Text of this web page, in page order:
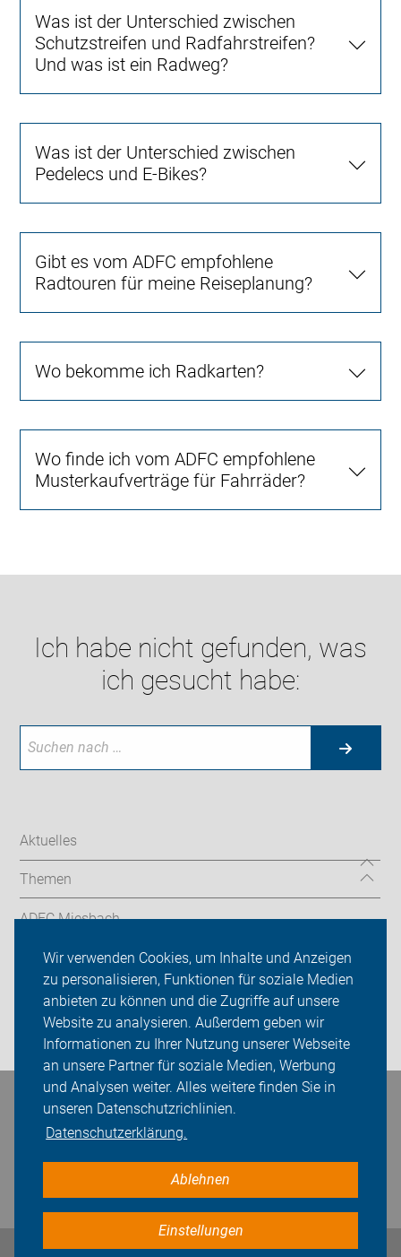
Wir verwenden Cookies, um Inhalte und Anzeigen
zu personalisieren, Funktionen für soziale Medien
anbieten zu können und die Zugriffe auf unsere
Website zu analysieren. Außerdem geben wir
Informationen zu Ihrer Nutzung unserer Webseite
an unsere Partner für soziale Medien, Werbung
und Analysen weiter. Alles weitere finden Sie in
unseren Datenschutzrichlinien.
Datenschutzerklärung.
Ablehnen
Einstellungen
Was ist der Unterschied zwischen
Schutzstreifen und Radfahrstreifen?
Und was ist ein Radweg?
Was ist der Unterschied zwischen
Pedelecs und E-Bikes?
Gibt es vom ADFC empfohlene
Radtouren für meine Reiseplanung?
Wo bekomme ich Radkarten?
Wo finde ich vom ADFC empfohlene
Musterkaufverträge für Fahrräder?
Ich habe nicht gefunden, was
ich gesucht habe:
Aktuelles
Themen
ADFC Miesbach
Sei dabei
Presse
Login
Bleiben Sie in Kontakt